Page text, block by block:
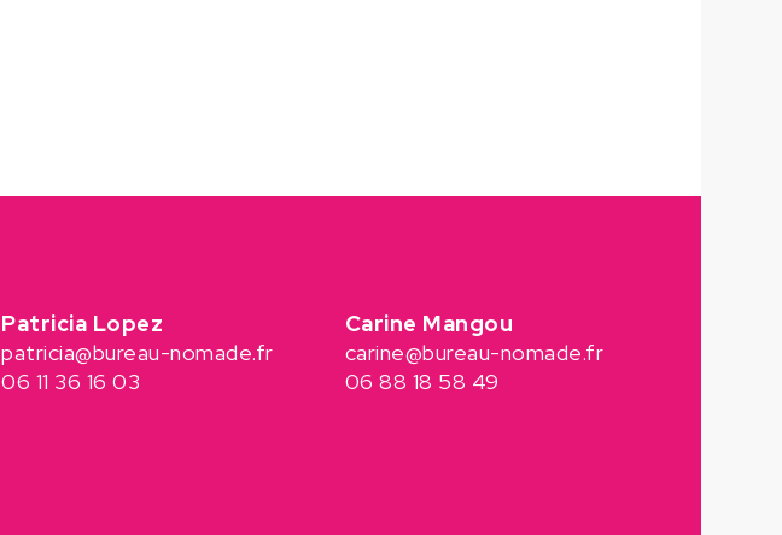
Patricia Lopez
patricia@bureau-nomade.fr
06 11 36 16 03
Carine Mangou
carine@bureau-nomade.fr
06 88 18 58 49